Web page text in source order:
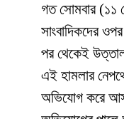
​গত সোমবার (১১
সাংবাদিকদের
পর থেকেই
এই হামলার
অভিযোগ করে